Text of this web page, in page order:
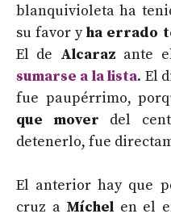
blanquivioleta ha
su favor yha errado
El de Alcaraz ante
sumarse a la lista. El
fue paupérrimo,
que mover del
detenerlo, fue
El anterior hay que
cruz a Míchel en el